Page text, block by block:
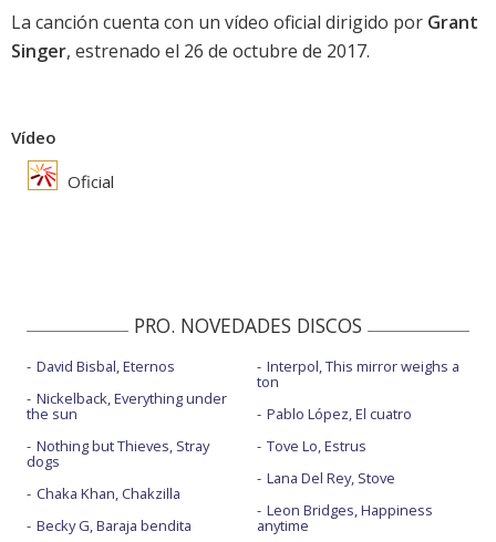
La canción cuenta con un vídeo oficial dirigido por Grant
Singer, estrenado el 26 de octubre de 2017.
Vídeo
Oficial
PRO. NOVEDADES DISCOS
David Bisbal, Eternos
Nickelback, Everything under
the sun
Nothing but Thieves, Stray
dogs
Chaka Khan, Chakzilla
Becky G, Baraja bendita
Interpol, This mirror weighs a
ton
Pablo López, El cuatro
Tove Lo, Estrus
Lana Del Rey, Stove
Leon Bridges, Happiness
anytime